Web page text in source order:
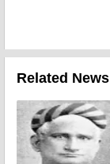
Related News